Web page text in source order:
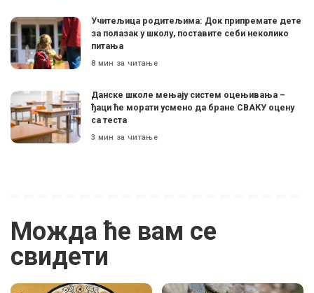
Учитељица родитељима: Док припремате дете
за полазак у школу, поставите себи неколико
питања
8 мин за читање
Данске школе мењају систем оцењивања –
ђаци ће морати усмено да бране СВАКУ оцену
са теста
3 мин за читање
Можда ће вам се
свидети